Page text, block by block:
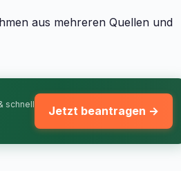
aus mehreren Quellen und
schnell
Jetzt beantragen →